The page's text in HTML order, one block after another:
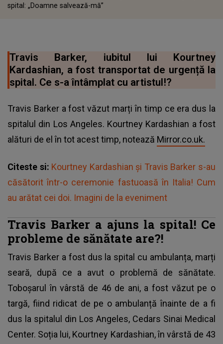
spital: „Doamne salvează-mă”
Travis Barker, iubitul lui Kourtney
Kardashian, a fost transportat de urgență la
spital. Ce s-a întâmplat cu artistul!?
Travis Barker a fost văzut marți în timp ce era dus la
spitalul din Los Angeles. Kourtney Kardashian a fost
alături de el în tot acest timp, notează Mirror.co.uk.
Citeste si: Kourtney Kardashian și Travis Barker s-au
căsătorit într-o ceremonie fastuoasă în Italia! Cum
au arătat cei doi. Imagini de la eveniment
Travis Barker a ajuns la spital! Ce
probleme de sănătate are?!
Travis Barker a fost dus la spital cu ambulanța, marți
seară, după ce a avut o problemă de sănătate.
Toboșarul în vârstă de 46 de ani, a fost văzut pe o
targă, fiind ridicat de pe o ambulanță înainte de a fi
dus la spitalul din Los Angeles, Cedars Sinai Medical
Center. Soția lui, Kourtney Kardashian, în vârstă de 43